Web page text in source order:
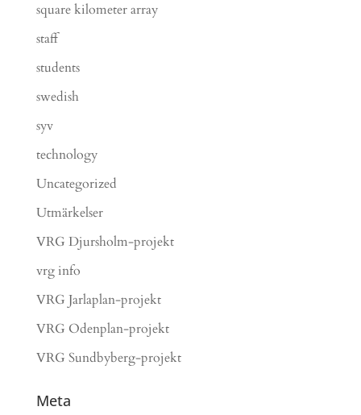
square kilometer array
staff
students
swedish
syv
technology
Uncategorized
Utmärkelser
VRG Djursholm-projekt
vrg info
VRG Jarlaplan-projekt
VRG Odenplan-projekt
VRG Sundbyberg-projekt
Meta